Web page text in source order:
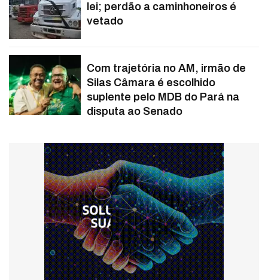
lei; perdão a caminhoneiros é
vetado
Com trajetória no AM, irmão de
Silas Câmara é escolhido
suplente pelo MDB do Pará na
disputa ao Senado